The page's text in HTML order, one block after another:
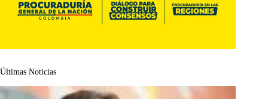
Últimas Noticias